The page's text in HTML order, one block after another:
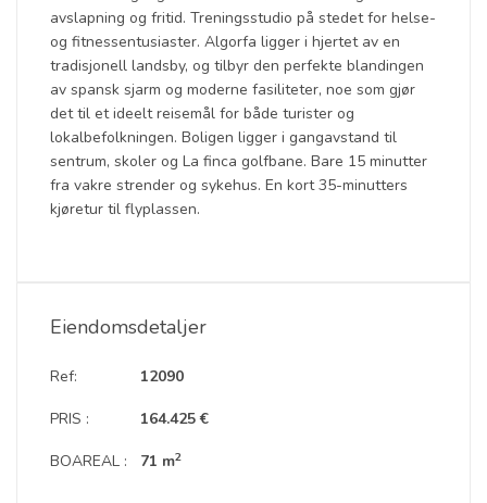
avslapning og fritid. Treningsstudio på stedet for helse-
og fitnessentusiaster. Algorfa ligger i hjertet av en
tradisjonell landsby, og tilbyr den perfekte blandingen
av spansk sjarm og moderne fasiliteter, noe som gjør
det til et ideelt reisemål for både turister og
lokalbefolkningen. Boligen ligger i gangavstand til
sentrum, skoler og La finca golfbane. Bare 15 minutter
fra vakre strender og sykehus. En kort 35-minutters
kjøretur til flyplassen.
Eiendomsdetaljer
Ref:
PRIS :
BOAREAL :
12090
164.425 €
71 m2